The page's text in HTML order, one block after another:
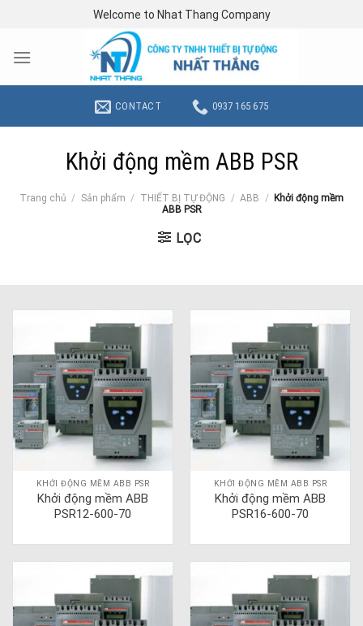
content
Welcome to Nhat Thang Company
CONTACT 0937 165 675
Khởi động mềm ABB PSR
Trang chủ / Sản phẩm / THIẾT BỊ TỰ ĐỘNG / ABB / Khởi động mềm
ABB PSR
LỌC
KHỞI ĐỘNG MỀM ABB PSR
Khởi động mềm ABB
PSR12-600-70
KHỞI ĐỘNG MỀM ABB PSR
Khởi động mềm ABB
PSR16-600-70